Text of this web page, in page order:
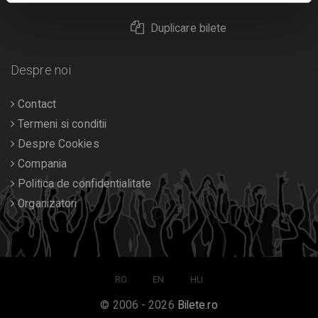
Duplicare bilete
Despre noi
Contact
Termeni si conditii
Despre Cookies
Compania
Politica de confidentialitate
Organizatori
RO EN HU
© 2006 - 2026 Bilete.ro